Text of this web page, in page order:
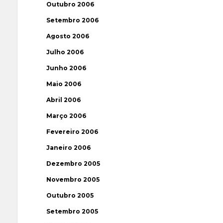
Outubro 2006
Setembro 2006
Agosto 2006
Julho 2006
Junho 2006
Maio 2006
Abril 2006
Março 2006
Fevereiro 2006
Janeiro 2006
Dezembro 2005
Novembro 2005
Outubro 2005
Setembro 2005